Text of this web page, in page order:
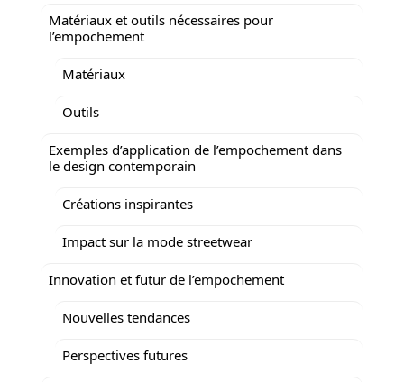
Matériaux et outils nécessaires pour
l’empochement
Matériaux
Outils
Exemples d’application de l’empochement dans
le design contemporain
Créations inspirantes
Impact sur la mode streetwear
Innovation et futur de l’empochement
Nouvelles tendances
Perspectives futures